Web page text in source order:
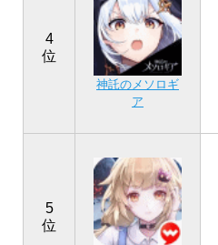
4
位
神託のメソロギ
ア
5
位